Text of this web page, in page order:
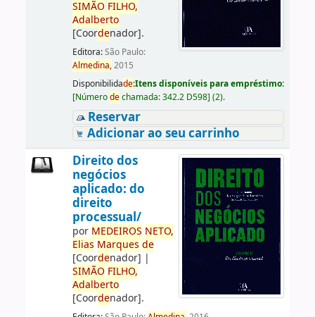
SIMÃO FILHO,
Adalberto
[Coordenador].
Editora:São Paulo:
Almedina,2015
Disponibilidade:Itens disponíveis para empréstimo:
[Númerodechamada:342.2 D598] (2).
Reservar
Adicionar ao seu carrinho
Direito dos
negócios
aplicado: do
direito
processual/
por MEDEIROS NETO,
Elias Marques de
[Coordenador] |
SIMÃO FILHO,
Adalberto
[Coordenador].